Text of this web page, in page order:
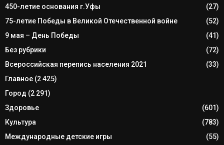
450-летие основания г.Уфы
(27)
75-летие Победы в Великой Отечественной войне
(52)
9 мая – День Победы
(41)
Без рубрики
(72)
Всероссийская перепись населения 2021
(33)
Главное (2 425)
Город (2 291)
Здоровье
(601)
Культура
(783)
Международные детские игры
(55)